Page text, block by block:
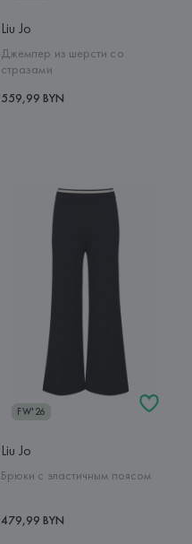
Liu Jo
Джемпер из шерсти со
стразами
559,99 BYN
FW'26
Liu Jo
Брюки с эластичным поясом
479,99 BYN